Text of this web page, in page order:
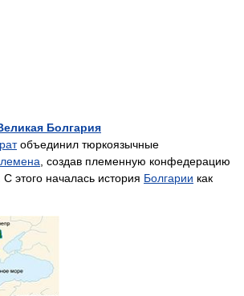
Болгария
объединил тюркоязычные
, создав племенную конфедерацию
. С этого началась история Болгарии как